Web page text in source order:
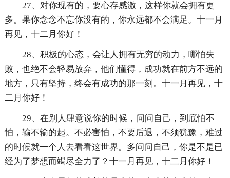
27、对你现有的，要心存感激，这样你就会拥有更
多。果你念念不忘你没有的，你永远都不会满足。十一月
再见，十二月你好！
28、积极的心态，会让人拥有无穷的动力，哪怕失
败，也绝不会轻易放弃，他们懂得，成功就在前方不远的
地方，只有坚持，终会有成功的那一刻。十一月再见，十
二月你好！
29、在别人肆意说你的时候，问问自己，到底怕不
怕，输不输的起。不必害怕，不要后退，不须犹豫，难过
的时候就一个人去看看这世界。多问问自己，你是不是已
经为了梦想而竭尽全力了？十一月再见，十二月你好！